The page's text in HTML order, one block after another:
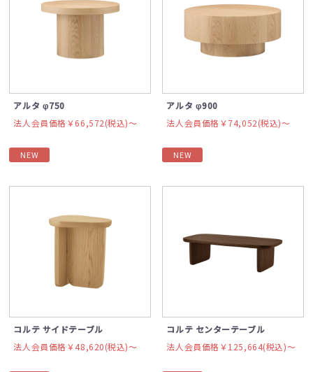
アルタ φ750
法人会員価格￥66,572(税込)〜
NEW
アルタ φ900
法人会員価格￥74,052(税込)〜
NEW
コルテ サイドテーブル
法人会員価格￥48,620(税込)〜
コルテ センターテーブル
法人会員価格￥125,664(税込)〜